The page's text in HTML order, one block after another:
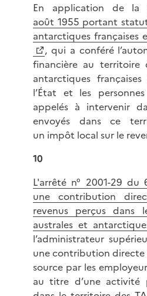
En application de la
août 1955 portant
antarctiques
, qui a conféré
financière au territoire
antarctiques
l’État et les
appelés à intervenir
envoyés dans ce
un impôt local sur le
10
L'arrêté n° 2001-29
une contribution
revenus perçus dans
australes et
l’administrateur
une contribution directe
source par les
au titre d’une activité